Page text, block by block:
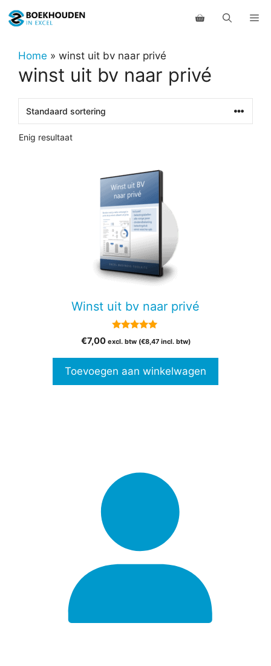
naar
inhoudHome » winst uit bv naar privé
winst uit bv naar privé
Enig resultaat
Winst uit bv naar privé
van 5
€7,00 excl. btw (€8,47incl. btw)
Toevoegen aan winkelwagen